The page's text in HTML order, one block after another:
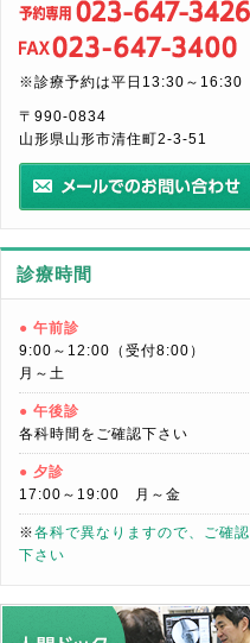
※診療予約は平日13:30～16:30
〒990-0834
山形県山形市清住町2-3-51
診療時間
● 午前診
9:00～12:00（受付8:00）
月～土
● 午後診
各科時間をご確認下さい
● 夕診
17:00～19:00 月～金
※各科で異なりますので、ご確認
下さい